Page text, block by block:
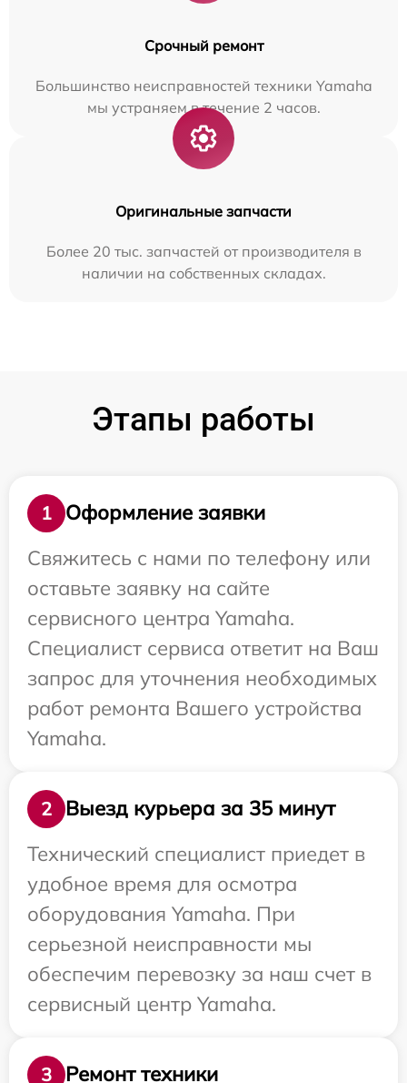
Срочный ремонт
Большинство неисправностей техники Yamaha
мы устраняем в течение 2 часов.
Оригинальные запчасти
Более 20 тыс. запчастей от производителя в
наличии на собственных складах.
Этапы работы
1
Оформление заявки
Свяжитесь с нами по телефону или
оставьте заявку на сайте
сервисного центра Yamaha.
Специалист сервиса ответит на Ваш
запрос для уточнения необходимых
работ ремонта Вашего устройства
Yamaha.
2
Выезд курьера за 35 минут
Технический специалист приедет в
удобное время для осмотра
оборудования Yamaha. При
серьезной неисправности мы
обеспечим перевозку за наш счет в
сервисный центр Yamaha.
3 Ремонт техники